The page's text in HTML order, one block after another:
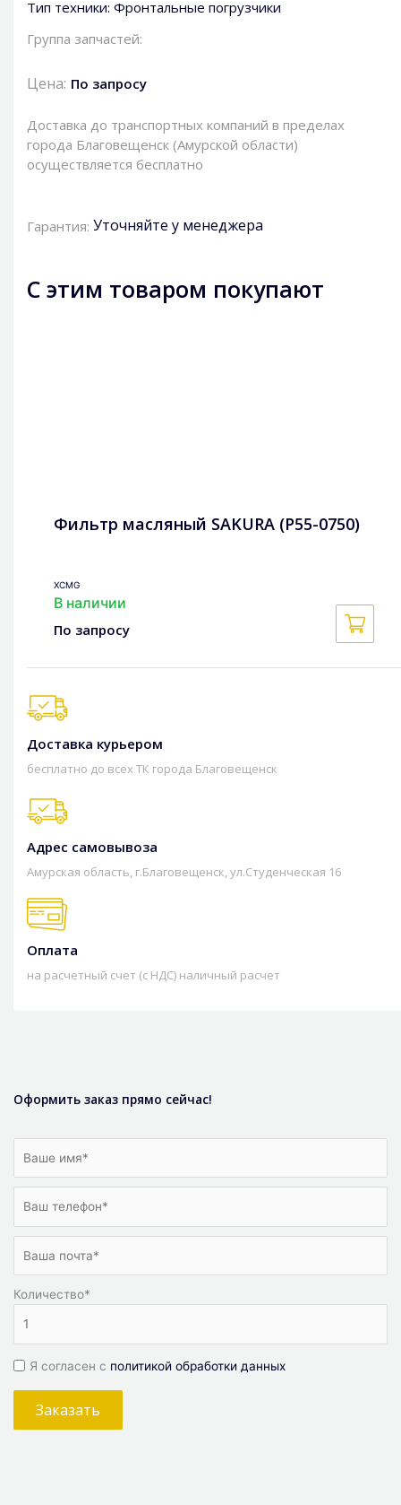
Тип техники: Фронтальные погрузчики
Группа запчастей:
Цена: По запросу
Доставка до транспортных компаний в пределах
города Благовещенск (Амурской области)
осуществляется бесплатно
Гарантия: Уточняйте у менеджера
С этим товаром покупают
Фильтр масляный SAKURA (P55-0750)
XCMG
В наличии
По запросу
Доставка курьером
бесплатно до всех ТК города Благовещенск
Адрес самовывоза
Амурская область, г.Благовещенск, ул.Студенческая 16
Оплата
на расчетный счет (с НДС) наличный расчет
Оформить заказ прямо сейчас!
Количество*
Я согласен с политикой обработки данных
Заказать